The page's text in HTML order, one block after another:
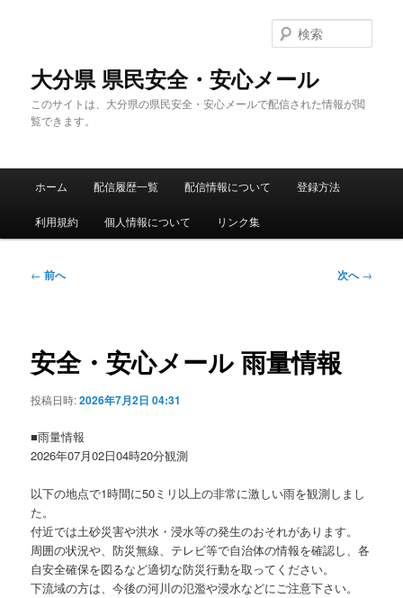
大分県 県民安全・安心メール
このサイトは、大分県の県民安全・安心メールで配信された情報が閲
覧できます。
索
メ
ホーム 配信履歴一覧 配信情報について 登録方法
利用規約 個人情報について リンク集
投
ゲ
ー
ョ
← 前へ 次へ→
安全・安心メール 雨量情報
投稿日時:2026年7月2日 04:31
■雨量情報
2026年07月02日04時20分観測
以下の地点で1時間に50ミリ以上の非常に激しい雨を観測しまし
た。
付近では土砂災害や洪水・浸水等の発生のおそれがあります。
周囲の状況や、防災無線、テレビ等で自治体の情報を確認し、各
自安全確保を図るなど適切な防災行動を取ってください。
下流域の方は、今後の河川の氾濫や浸水などにご注意下さい。